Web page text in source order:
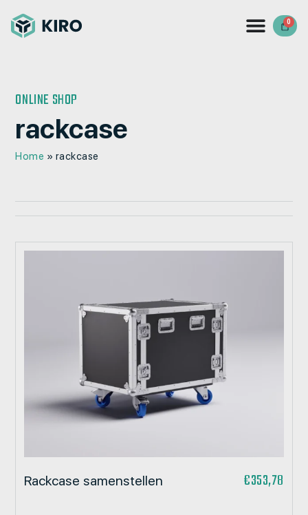
0
ONLINE SHOP
rackcase
Home » rackcase
Rackcase samenstellen €353,78